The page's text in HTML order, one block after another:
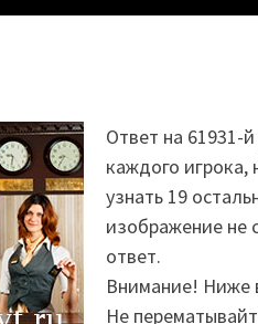
Ответ на 61931-
каждого игрока,
узнать 19
изображение не
ответ.
Внимание! Ниже
Не